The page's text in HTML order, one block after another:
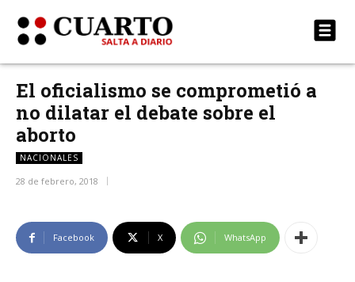
El oficialismo se comprometió a
no dilatar el debate sobre el
aborto
NACIONALES
28 de febrero, 2018
Facebook X WhatsApp